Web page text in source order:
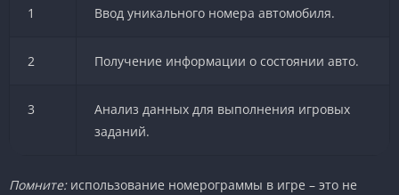
1 Ввод уникального номера автомобиля.
2 Получение информации о состоянии авто.
3
Анализ данных для выполнения игровых
заданий.
Помните:использование номерограммы в игре – это не